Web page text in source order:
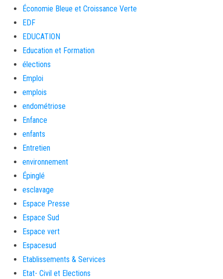
Économie Bleue et Croissance Verte
EDF
EDUCATION
Education et Formation
élections
Emploi
emplois
endométriose
Enfance
enfants
Entretien
environnement
Épinglé
esclavage
Espace Presse
Espace Sud
Espace vert
Espacesud
Etablissements & Services
Etat- Civil et Elections